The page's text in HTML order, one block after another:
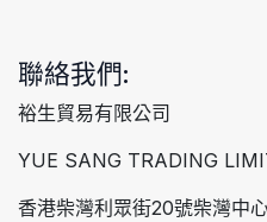
聯絡我們:
裕生貿易有限公司
YUE SANG TRADING
香港柴灣利眾街20號柴灣中